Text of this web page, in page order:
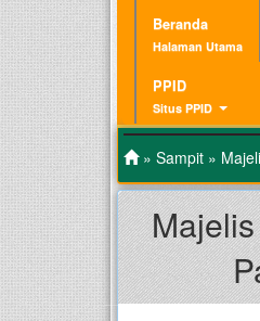
Beranda
Halaman Utama
PPID
Situs PPID
» Sampit »